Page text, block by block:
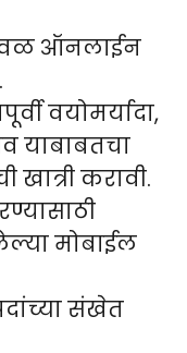
ऑनलाईन
वयोमर्यादा,
याबाबतचा
करावी.
मोबाईल
संखेत